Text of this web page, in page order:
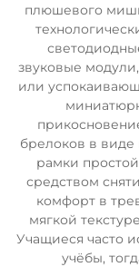
плюшевого
звуковые
или
брелоков в
рамки
средством
комфорт в
мягкой
Учащиеся часто
учёбы,